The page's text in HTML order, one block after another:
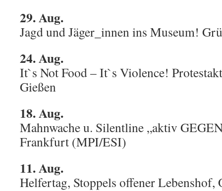
29. Aug.
Jagd und Jäger_innen ins Museum!
24. Aug.
It`s Not Food – It`s Violence!
Gießen
18. Aug.
Mahnwache u. Silentline „aktiv
Frankfurt (MPI/ESI)
11. Aug.
Helfertag, Stoppels offener Lebenshof,